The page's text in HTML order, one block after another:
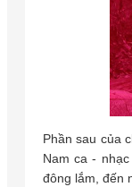
Phần sau của
Nam ca -
đông lắm, đến